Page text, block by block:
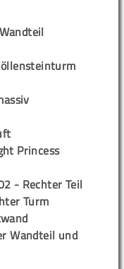
Princess
- Rechter Teil
Turm
Wandteil und